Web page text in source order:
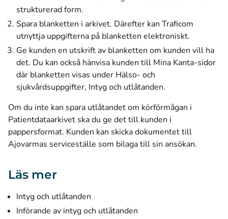
strukturerad form.
Spara blanketten i arkivet. Därefter kan Traficom
utnyttja uppgifterna på blanketten elektroniskt.
Ge kunden en utskrift av blanketten om kunden vill ha
det. Du kan också hänvisa kunden till Mina Kanta-sidor
där blanketten visas under Hälso- och
sjukvårdsuppgifter, Intyg och utlåtanden.
Om du inte kan spara utlåtandet om körförmågan i
Patientdataarkivet ska du ge det till kunden i
pappersformat. Kunden kan skicka dokumentet till
Ajovarmas serviceställe som bilaga till sin ansökan.
Läs mer
Intyg och utlåtanden
Införande av intyg och utlåtanden